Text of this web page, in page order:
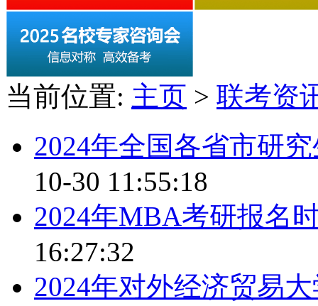
当前位置: 主页 > 联考资
2024年全国各省市研
10-30 11:55:18
2024年MBA考研报名
16:27:32
2024年对外经济贸易